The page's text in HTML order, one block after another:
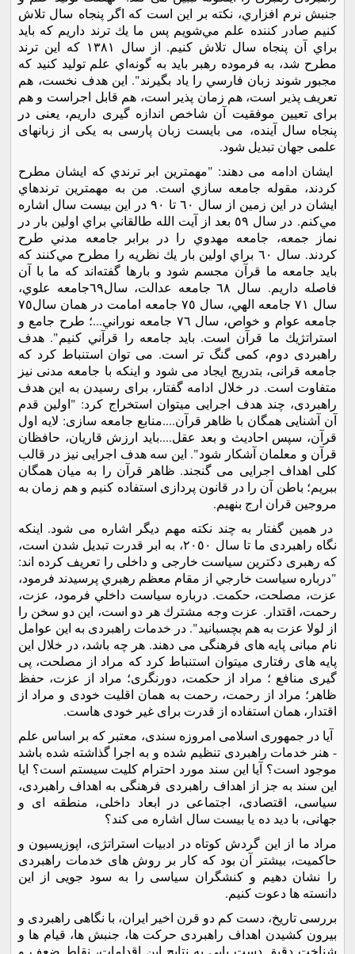
جنبش نرم افزاري، نكته بر اين است كه اگر پنجاه سال تلاش
كنيم صادر كننده علم مي‌شويم پس ما يك ترند داريم كه بايد
براي آن پنجاه سال تلاش كنيم. از سال ١٣٨١ كه اين ترند
مطرح شد، به فرموده رهبر بايد به گونه‌اي علم توليد كنيد كه
مجبور شوند زبان فارسي را ياد بگيرند". این هدف نخست، هم
تعریف پذیر است، هم زمان پذیر است، هم قابل اجراست و هم
برای تعیین موفقیت آن شاخص اندازه گیری داریم، یعنی در
پنجاه سال آینده، می بایست زبان پارسی به یکی از زبانهای
علمی جهان تبدیل شود.
ایشان ادامه می دهند: "مهمترين ابر ترندي كه ايشان مطرح
كردند، مقوله جامعه سازي است. من به مهمترين ترندهاي
ايشان در اين زمين از سال ٦٠ تا ٩٠ در اين بيست سال اشاره
مي‌كنم. در سال ٥٩ بعد از آيت الله طالقاني براي اولين بار در
نماز جمعه، جامعه مهدوي را در برابر جامعه مدني طرح
كردند. سال ٦٠ براي اولين بار يك نظريه را مطرح مي‌كنند كه
بايد جامعه ما قرآن مجسم شود و بارها گفته‌اند كه ما با آن
فاصله داريم. سال ٦٨ جامعه عدالت، سال٦٩جامعه علوي،
سال ٧١ جامعه الهي، سال ٧٥ جامعه امامت در همان سال٧٥
جامعه عوام و خواص، سال ٧٦ جامعه نوراني...؛ طرح جامع و
استراتژيك ما قرآن است. بايد جامعه را قرآني كنيم". هدف
راهبردی دوم، کمی گنگ تر است. می توان استنباط کرد که
جامعه قرانی، بتدریج ایجاد می شود و اینکه با جامعه مدنی نیز
متفاوت است. در خلال ادامه گفتار، برای رسیدن به این هدف
راهبردی، چند هدف اجرایی میتوان استخراج کرد: "اولين قدم
آن آشنايى همگان با ظاهر قرآن....منابع جامعه سازی: لایه اول
قرآن، سپس احادیث و بعد عقل....باید ارزش قاريان، حافظان
قرآن و معلمان آشكار شود". این سه هدف اجرایی نیز در قالب
کلی اهداف اجرایی می گنجند. ظاهر قرآن را به میان همگان
ببریم؛ باطن آن را در قانون پردازی استفاده کنیم و هم زمان به
مروجین قران ارج بنهیم.
در همین گفتار به چند نکته مهم دیگر اشاره می شود. اینکه
نگاه راهبردی ما تا سال ٢٠٥٠، به ابر قدرت تبدیل شدن است،
که رهبری دکترین سیاست خارجی و داخلی را تعریف کرده اند:
"درباره سياست خارجي از مقام معظم رهبري پرسيدند فرمود،
عزت، مصلحت، حكمت. درباره سياست داخلي فرمود، عزت،
رحمت، اقتدار. عزت وجه مشترك هر دو است، اين دو سخن را
از لولا عزت به هم بچسبانيد". در خدمات راهبردی به این عوامل
نام مبانی پایه های فرهنگی می دهند. هر چه باشد، در خلال این
پایه های رفتاری میتوان استنباط کرد که مراد از مصلحت، پی
گیری منافع ؛ مراد از حکمت، دورنگری؛ مراد از عزت، حفظ
ظاهر؛ مراد از رحمت، رحمت به همان اقلیت خودی و مراد از
اقتدار، همان استفاده از قدرت برای غیر خودی هاست.
آیا در جمهوری اسلامی امروزه سندی، معتبر که بر اساس علم
- هنر خدمات راهبردی تنظیم شده و به اجرا گذاشته شده باشد
موجود است؟ آیا این سند مورد احترام کلیت سیستم است؟ ایا
این سند به جز از اهداف راهبردی فرهنگی به اهداف راهبردی،
سیاسی، اقتصادی، اجتماعی در ابعاد داخلی، منطقه ای و
جهانی، با دید ده یا بیست سال اشاره می کند؟
مراد ما از این گردش کوتاه در ادبیات استراتژی، اپوزیسیون و
حاکمیت، بیشتر آن بود که کار بر روش های خدمات راهبردی
را نشان دهیم و کنشگران سیاسی را به سود جویی از این
دانسته ها دعوت کنیم.
بررسی تاریخ، دست کم دو قرن اخیر ایران، با نگاهی راهبردی و
بیرون کشیدن اهداف راهبردی حرکت ها، جنبش ها، قیام ها و
شناخت دقیق دست یابی به نتایج این اقدامات، نقاط ضعف و